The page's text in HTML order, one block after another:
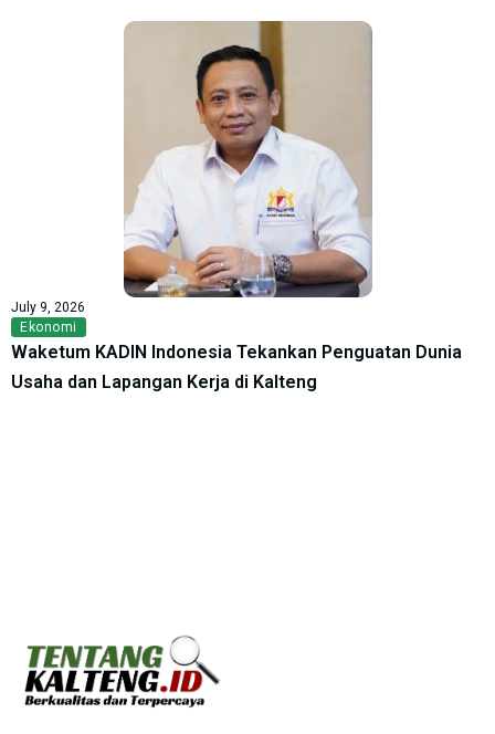
July 9, 2026
Ekonomi
Waketum KADIN Indonesia Tekankan Penguatan Dunia
Usaha dan Lapangan Kerja di Kalteng